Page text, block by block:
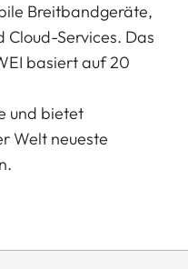
Breitbandgeräte,
Services. Das
basiert auf 20
und bietet
Welt neueste